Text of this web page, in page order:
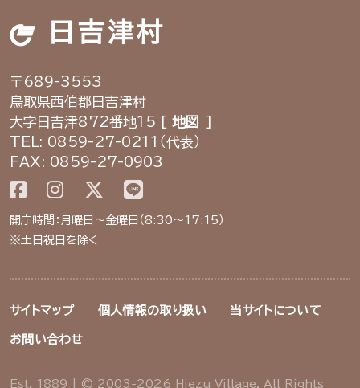
日吉津村
〒689-3553
鳥取県西伯郡日吉津村
大字日吉津872番地15 [ 地図
]
TEL: 0859-27-0211（代表）
FAX: 0859-27-0903
開庁時間：月曜日～金曜日（8:30～17:15）
※土日祝日を除く
サイトマップ 個人情報の取り扱い 当サイトについて
お問い合わせ
Est. 1889 | © 2003-2026 Hiezu Village. All Rights